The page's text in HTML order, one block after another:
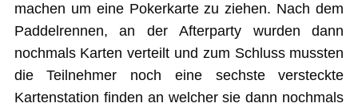
machen um eine Pokerkarte zu ziehen. Nach dem
Paddelrennen, an der Afterparty wurden dann
nochmals Karten verteilt und zum Schluss mussten
die Teilnehmer noch eine sechste versteckte
Kartenstation finden an welcher sie dann nochmals